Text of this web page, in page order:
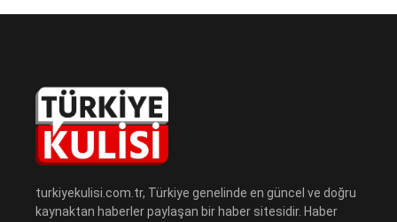
turkiyekulisi.com.tr, Türkiye genelinde en güncel ve doğru
kaynaktan haberler paylaşan bir haber sitesidir. Haber